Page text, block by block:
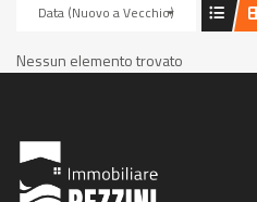
Data (Nuovo a Vecchio)
Nessun elemento trovato